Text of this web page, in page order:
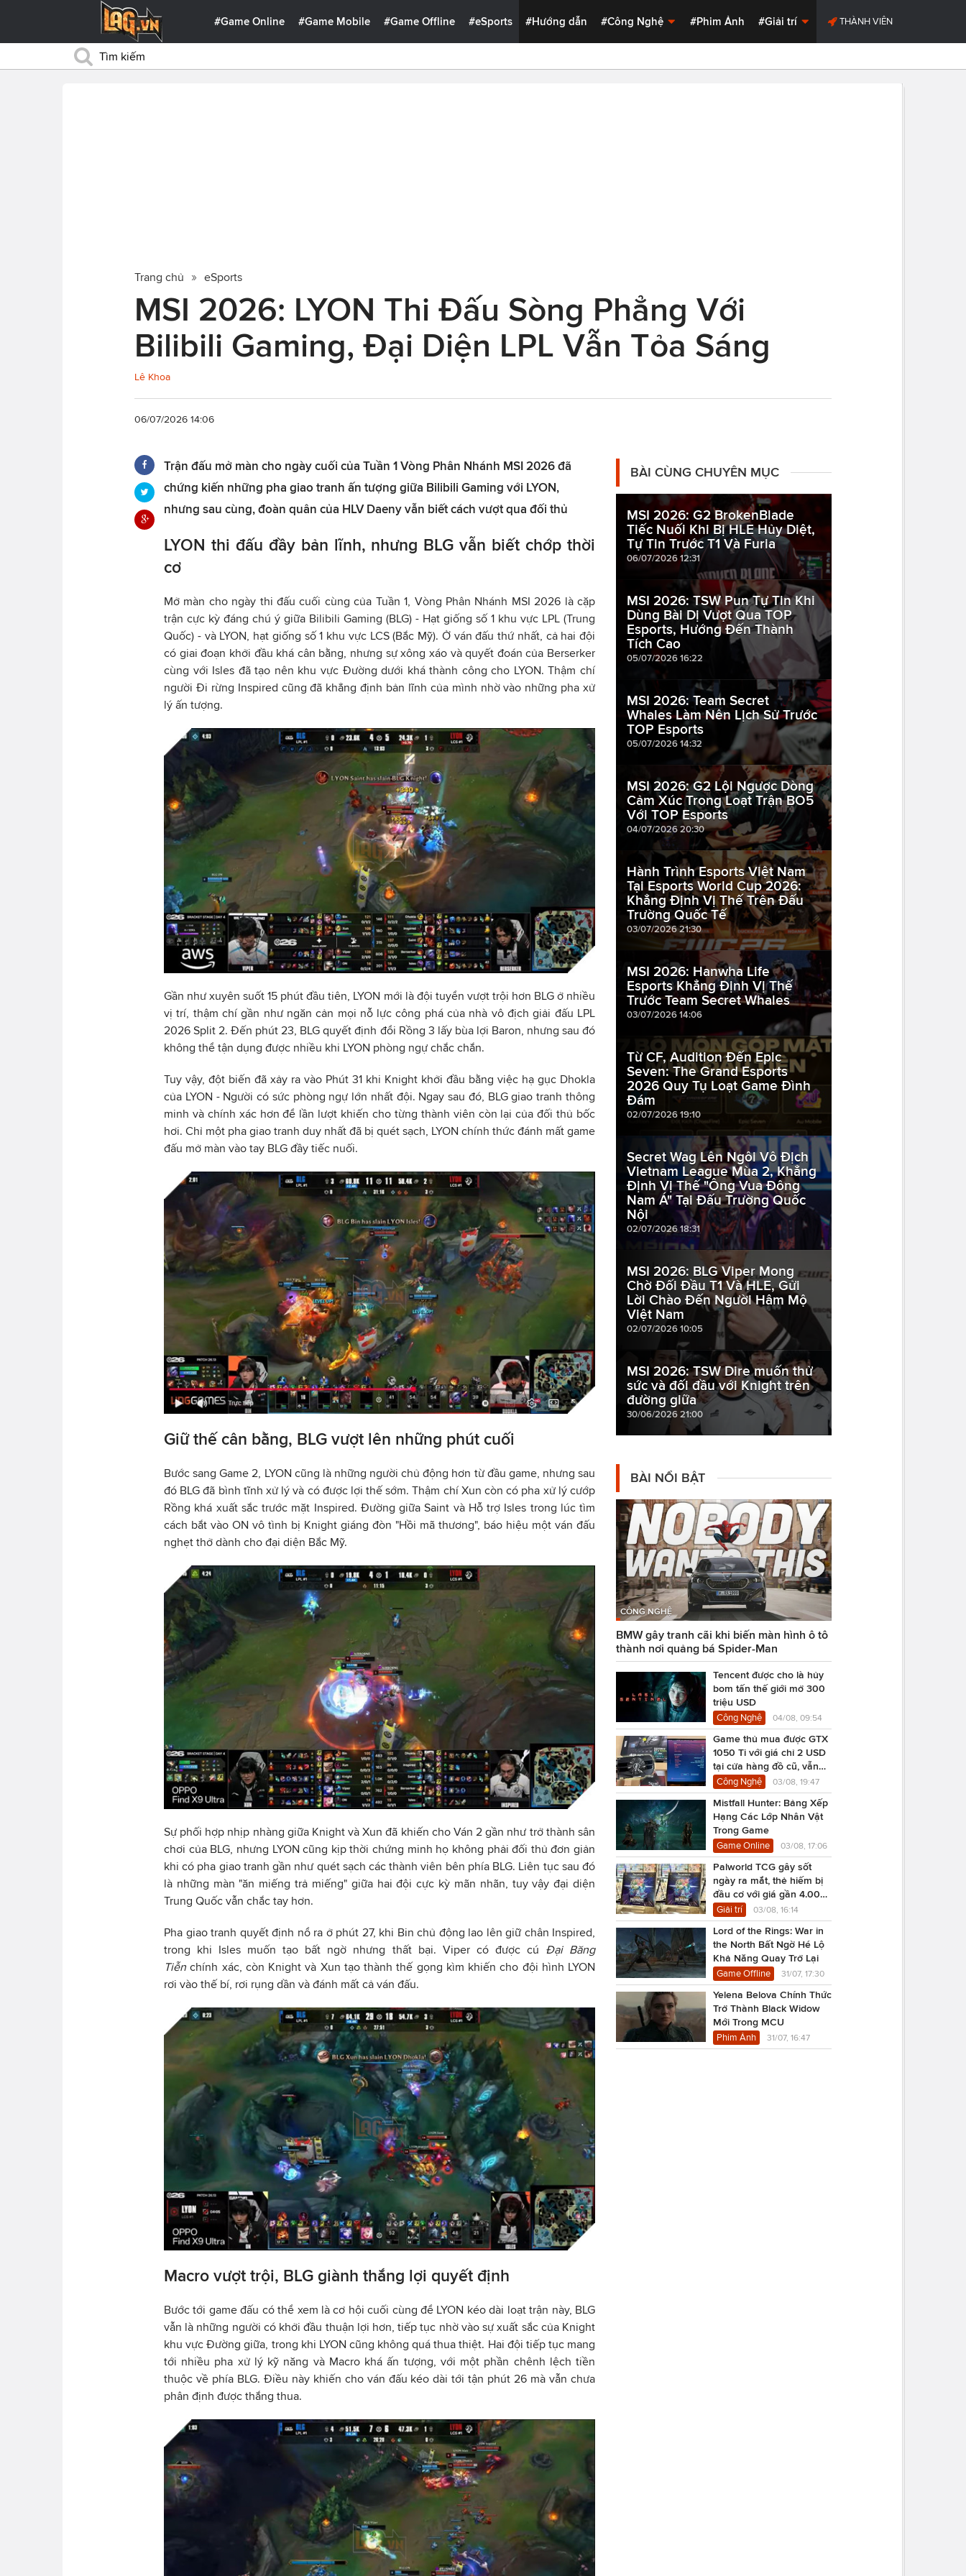
#Game Online #Game Mobile #Game Offline #eSports #Hướng dẫn #Công Nghệ #Phim Ảnh #Giải trí THÀNH VIÊN
Trang chủ eSports
MSI 2026: LYON Thi Đấu Sòng Phẳng Với
Bilibili Gaming, Đại Diện LPL Vẫn Tỏa Sáng
Lê Khoa
06/07/2026 14:06
Trận đấu mở màn cho ngày cuối của Tuần 1 Vòng Phân Nhánh MSI 2026 đã
chứng kiến những pha giao tranh ấn tượng giữa Bilibili Gaming với LYON,
nhưng sau cùng, đoàn quân của HLV Daeny vẫn biết cách vượt qua đối thủ
LYON thi đấu đầy bản lĩnh, nhưng BLG vẫn biết chớp thời
cơ
Mở màn cho ngày thi đấu cuối cùng của Tuần 1, Vòng Phân Nhánh MSI 2026 là cặp
trận cực kỳ đáng chú ý giữa Bilibili Gaming (BLG) - Hạt giống số 1 khu vực LPL (Trung
Quốc) - và LYON, hạt giống số 1 khu vực LCS (Bắc Mỹ). Ở ván đấu thứ nhất, cả hai đội
có giai đoạn khởi đầu khá cân bằng, nhưng sự xông xáo và quyết đoán của Berserker
cùng với Isles đã tạo nên khu vực Đường dưới khá thành công cho LYON. Thậm chí
người Đi rừng Inspired cũng đã khẳng định bản lĩnh của mình nhờ vào những pha xử
lý ấn tượng.
Gần như xuyên suốt 15 phút đầu tiên, LYON mới là đội tuyển vượt trội hơn BLG ở nhiều
vị trí, thậm chí gần như ngăn cản mọi nỗ lực công phá của nhà vô địch giải đấu LPL
2026 Split 2. Đến phút 23, BLG quyết định đổi Rồng 3 lấy bùa lợi Baron, nhưng sau đó
không thể tận dụng được nhiều khi LYON phòng ngự chắc chắn.
Tuy vậy, đột biến đã xảy ra vào Phút 31 khi Knight khởi đầu bằng việc hạ gục Dhokla
của LYON - Người có sức phòng ngự lớn nhất đội. Ngay sau đó, BLG giao tranh thông
minh và chính xác hơn để lần lượt khiến cho từng thành viên còn lại của đối thủ bốc
hơi. Chỉ một pha giao tranh duy nhất đã bị quét sạch, LYON chính thức đánh mất game
đấu mở màn vào tay BLG đầy tiếc nuối.
Giữ thế cân bằng, BLG vượt lên những phút cuối
Bước sang Game 2, LYON cũng là những người chủ động hơn từ đầu game, nhưng sau
đó BLG đã bình tĩnh xử lý và có được lợi thế sớm. Thậm chí Xun còn có pha xử lý cướp
Rồng khá xuất sắc trước mặt Inspired. Đường giữa Saint và Hỗ trợ Isles trong lúc tìm
cách bắt vào ON vô tình bị Knight giáng đòn "Hồi mã thương", báo hiệu một ván đấu
nghẹt thở dành cho đại diện Bắc Mỹ.
Sự phối hợp nhịp nhàng giữa Knight và Xun đã khiến cho Ván 2 gần như trở thành sân
chơi của BLG, nhưng LYON cũng kịp thời chứng minh họ không phải đối thủ đơn giản
khi có pha giao tranh gần như quét sạch các thành viên bên phía BLG. Liên tục sau đó
là những màn "ăn miếng trả miếng" giữa hai đội cực kỳ mãn nhãn, tuy vậy đại diện
Trung Quốc vẫn chắc tay hơn.
Pha giao tranh quyết định nổ ra ở phút 27, khi Bin chủ động lao lên giữ chân Inspired,
trong khi Isles muốn tạo bất ngờ nhưng thất bại. Viper có được cú Đại Băng
Tiễnchính xác, còn Knight và Xun tạo thành thế gọng kìm khiến cho đội hình LYON
rơi vào thế bí, rơi rụng dần và đánh mất cả ván đấu.
Macro vượt trội, BLG giành thắng lợi quyết định
Bước tới game đấu có thể xem là cơ hội cuối cùng để LYON kéo dài loạt trận này, BLG
vẫn là những người có khởi đầu thuận lợi hơn, tiếp tục nhờ vào sự xuất sắc của Knight
khu vực Đường giữa, trong khi LYON cũng không quá thua thiệt. Hai đội tiếp tục mang
tới nhiều pha xử lý kỹ năng và Macro khá ấn tượng, với một phần chênh lệch tiền
thuộc về phía BLG. Điều này khiến cho ván đấu kéo dài tới tận phút 26 mà vẫn chưa
phân định được thắng thua.
BÀI CÙNG CHUYÊN MỤC
MSI 2026: G2 BrokenBlade
Tiếc Nuối Khi Bị HLE Hủy Diệt,
Tự Tin Trước T1 Và Furia
06/07/2026 12:31
MSI 2026: TSW Pun Tự Tin Khi
Dùng Bài Dị Vượt Qua TOP
Esports, Hướng Đến Thành
Tích Cao
05/07/2026 16:22
MSI 2026: Team Secret
Whales Làm Nên Lịch Sử Trước
TOP Esports
05/07/2026 14:32
MSI 2026: G2 Lội Ngược Dòng
Cảm Xúc Trong Loạt Trận BO5
Với TOP Esports
04/07/2026 20:30
Hành Trình Esports Việt Nam
Tại Esports World Cup 2026:
Khẳng Định Vị Thế Trên Đấu
Trường Quốc Tế
03/07/2026 21:30
MSI 2026: Hanwha Life
Esports Khẳng Định Vị Thế
Trước Team Secret Whales
03/07/2026 14:06
Từ CF, Audition Đến Epic
Seven: The Grand Esports
2026 Quy Tụ Loạt Game Đình
Đám
02/07/2026 19:10
Secret Wag Lên Ngôi Vô Địch
Vietnam League Mùa 2, Khẳng
Định Vị Thế "Ông Vua Đông
Nam Á" Tại Đấu Trường Quốc
Nội
02/07/2026 18:31
MSI 2026: BLG Viper Mong
Chờ Đối Đầu T1 Và HLE, Gửi
Lời Chào Đến Người Hâm Mộ
Việt Nam
02/07/2026 10:05
MSI 2026: TSW Dire muốn thử
sức và đối đầu với Knight trên
đường giữa
30/06/2026 21:00
BÀI NỔI BẬT
CÔNG NGHỆ
BMW gây tranh cãi khi biến màn hình ô tô
thành nơi quảng bá Spider-Man
Tencent được cho là hủy
bom tấn thế giới mở 300
triệu USD
Công Nghệ 04/08, 09:54
Game thủ mua được GTX
1050 Ti với giá chỉ 2 USD
tại cửa hàng đồ cũ, vẫn
chạy Cyberpunk 2077
Công Nghệ 03/08, 19:47
Mistfall Hunter: Bảng Xếp
Hạng Các Lớp Nhân Vật
Trong Game
Game Online 03/08, 17:06
Palworld TCG gây sốt
ngày ra mắt, thẻ hiếm bị
đầu cơ với giá gần 4.000
USD
Giải trí 03/08, 16:14
Lord of the Rings: War in
the North Bất Ngờ Hé Lộ
Khả Năng Quay Trở Lại
Game Offline 31/07, 17:30
Yelena Belova Chính Thức
Trở Thành Black Widow
Mới Trong MCU
Phim Ảnh 31/07, 16:47